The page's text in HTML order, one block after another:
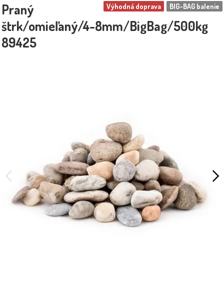
BIG-BAG balenie
Výhodná doprava
Praný
štrk/omieľaný/4-8mm/BigBag/500kg
89425